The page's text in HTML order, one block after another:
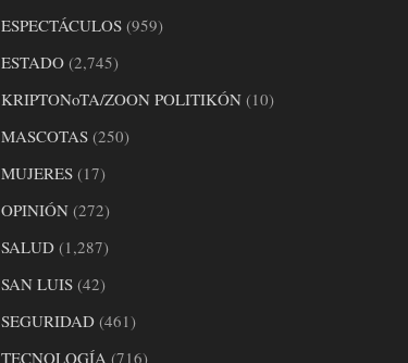
ESPECTÁCULOS(959)
ESTADO(2,745)
KRIPTONoTA/ZOON POLITIKÓN(10)
MASCOTAS(250)
MUJERES(17)
OPINIÓN(272)
SALUD(1,287)
SAN LUIS(42)
SEGURIDAD(461)
TECNOLOGÍA (716)